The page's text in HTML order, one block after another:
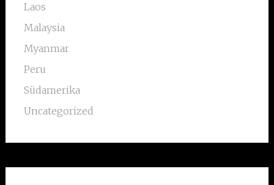
Laos
Malaysia
Myanmar
Peru
Südamerika
Uncategorized